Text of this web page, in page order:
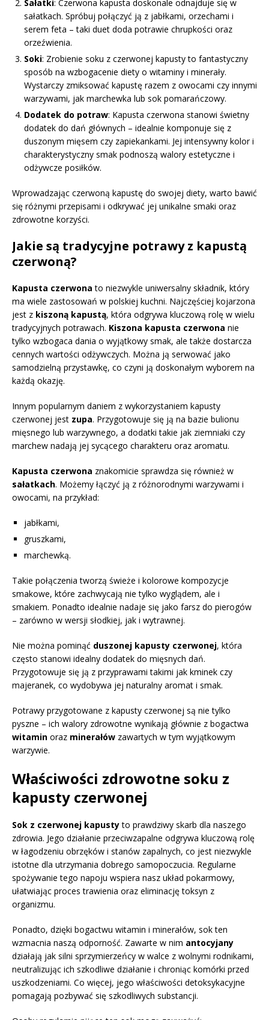
Sałatki: Czerwona kapusta doskonale odnajduje się w
sałatkach. Spróbuj połączyć ją z jabłkami, orzechami i
serem feta – taki duet doda potrawie chrupkości oraz
orzeźwienia.
Soki: Zrobienie soku z czerwonej kapusty to fantastyczny
sposób na wzbogacenie diety o witaminy i minerały.
Wystarczy zmiksować kapustę razem z owocami czy innymi
warzywami, jak marchewka lub sok pomarańczowy.
Dodatek do potraw: Kapusta czerwona stanowi świetny
dodatek do dań głównych – idealnie komponuje się z
duszonym mięsem czy zapiekankami. Jej intensywny kolor i
charakterystyczny smak podnoszą walory estetyczne i
odżywcze posiłków.
Wprowadzając czerwoną kapustę do swojej diety, warto bawić
się różnymi przepisami i odkrywać jej unikalne smaki oraz
zdrowotne korzyści.
Jakie są tradycyjne potrawy z kapustą
czerwoną?
Kapusta czerwona to niezwykle uniwersalny składnik, który
ma wiele zastosowań w polskiej kuchni. Najczęściej kojarzona
jest z kiszoną kapustą, która odgrywa kluczową rolę w wielu
tradycyjnych potrawach. Kiszona kapusta czerwona nie
tylko wzbogaca dania o wyjątkowy smak, ale także dostarcza
cennych wartości odżywczych. Można ją serwować jako
samodzielną przystawkę, co czyni ją doskonałym wyborem na
każdą okazję.
Innym popularnym daniem z wykorzystaniem kapusty
czerwonej jest zupa. Przygotowuje się ją na bazie bulionu
mięsnego lub warzywnego, a dodatki takie jak ziemniaki czy
marchew nadają jej sycącego charakteru oraz aromatu.
Kapusta czerwona znakomicie sprawdza się również w
sałatkach. Możemy łączyć ją z różnorodnymi warzywami i
owocami, na przykład:
jabłkami,
gruszkami,
marchewką.
Takie połączenia tworzą świeże i kolorowe kompozycje
smakowe, które zachwycają nie tylko wyglądem, ale i
smakiem. Ponadto idealnie nadaje się jako farsz do pierogów
– zarówno w wersji słodkiej, jak i wytrawnej.
Nie można pominąć duszonej kapusty czerwonej, która
często stanowi idealny dodatek do mięsnych dań.
Przygotowuje się ją z przyprawami takimi jak kminek czy
majeranek, co wydobywa jej naturalny aromat i smak.
Potrawy przygotowane z kapusty czerwonej są nie tylko
pyszne – ich walory zdrowotne wynikają głównie z bogactwa
witamin oraz minerałów zawartych w tym wyjątkowym
warzywie.
Właściwości zdrowotne soku z
kapusty czerwonej
Sok z czerwonej kapustyto prawdziwy skarb dla naszego
zdrowia. Jego działanie przeciwzapalne odgrywa kluczową rolę
w łagodzeniu obrzęków i stanów zapalnych, co jest niezwykle
istotne dla utrzymania dobrego samopoczucia. Regularne
spożywanie tego napoju wspiera nasz układ pokarmowy,
ułatwiając proces trawienia oraz eliminację toksyn z
organizmu.
Ponadto, dzięki bogactwu witamin i minerałów, sok ten
wzmacnia naszą odporność. Zawarte w nim antocyjany
działają jak silni sprzymierzeńcy w walce z wolnymi rodnikami,
neutralizując ich szkodliwe działanie i chroniąc komórki przed
uszkodzeniami. Co więcej, jego właściwości detoksykacyjne
pomagają pozbywać się szkodliwych substancji.